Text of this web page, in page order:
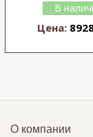
В
Цена:
О компании